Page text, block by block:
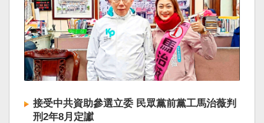
接受中共資助參選立委 民眾黨前黨工馬治薇判
刑2年8月定讞